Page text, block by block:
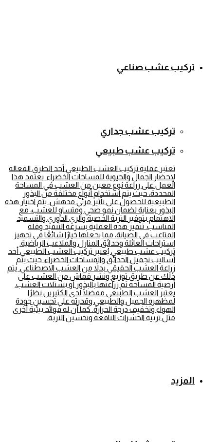
تركيب عشب صناعي
تركيب عشب جداري
تركيب عشب طبيعي
تعتبر عملية تركيب العشب الطبيعي أحد الطرق الفعالة
لإحضار الجمال والحيوية للمساحات الخضراء. يعتمد هذا
العمل على زراعة نوع معين من العشب في المساحة
المحددة، حيث يتم استخدام أنواع مختلفة من البذور
الطبيعية للحصول على تأثير مرئي مدهش. يتم اختيار هذه
البذور بعناية لضمان نمو صحي ومتساوٍ للعشب، مع
الاهتمام بتوفير التربة الخصبة والري الدوري والتسميد
المناسب. تتميز هذه العملية بسرعة التنفيذ وقلة
المتاعب في الصيانة، مما يجعلها خيارًا شائعًا في تجهيز
استراحات العائلة وحدائق المنازل والملاعب الرياضية.
تركيب عشب طبيعي يُعتبر تركيب العشب الطبيعي أحد
أساليب تجميل الحدائق والمساحات الخضراء، حيث يتم
زراعة العشب الحقيقي بدلاً من العشب الاصطناعي. يتم
ذلك عن طريق توزيع ونشر قماش من العشب على
أرضية المساحة ثم زراعتها بالبذور أو بشتلات العشب.
يعتبر العشب الطبيعي مفضلًا لدى الكثيرين نظرًا
لمظهره الجميل والطبيعي وقدرته على تحسين جودة
الهواء وتخفيف درجة الحرارة. كما أن له فوائد بيئية أخرى
مثل تربية الحشرات النافعة وتحسين التربة.
المزيد